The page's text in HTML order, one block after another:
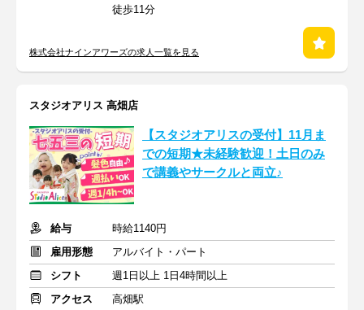
徒歩11分
株式会社ナインアワーズの求人一覧を見る
スタジオアリス 高畑店
【スタジオアリスの受付】11月ま
での短期★未経験歓迎！土日のみ
で講義やサークルと両立♪
給与
時給1140円
雇用形態
アルバイト・パート
シフト
週1日以上 1日4時間以上
アクセス
高畑駅